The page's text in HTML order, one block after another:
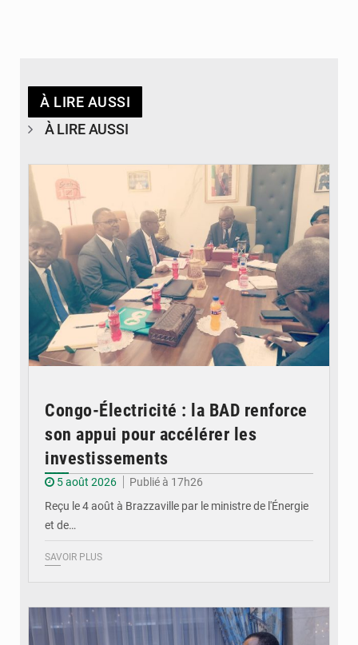
À LIRE AUSSI
À LIRE AUSSI
Congo-Électricité : la BAD renforce
son appui pour accélérer les
investissements
5 août 2026
Publié à 17h26
Reçu le 4 août à Brazzaville par le ministre de l'Énergie
et de…
SAVOIR PLUS